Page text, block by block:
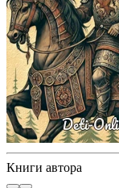
Книги автора